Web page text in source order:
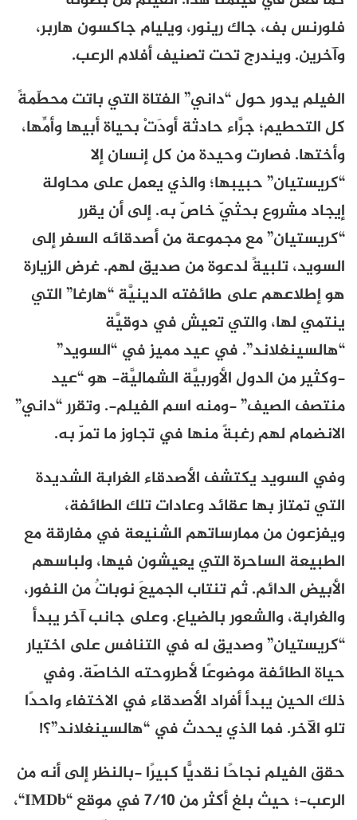
فلورنس بف، جاك رينور، ويليام جاكسون هاربر،
وآخرين. ويندرج تحت تصنيف أفلام الرعب.
الفيلم يدور حول “داني” الفتاة التي باتت محطّمةً
كل التحطيم؛ جرَّاء حادثة أودَتْ بحياة أبيها وأمِّها،
وأختها. فصارت وحيدة من كل إنسان إلا
“كريستيان” حبيبها؛ والذي يعمل على محاولة
إيجاد مشروع بحثيّ خاصّ به. إلى أن يقرر
“كريستيان” مع مجموعة من أصدقائه السفر إلى
السويد، تلبيةً لدعوة من صديق لهم. غرض الزيارة
هو إطلاعهم على طائفته الدينيَّة “هارغا” التي
ينتمي لها، والتي تعيش في دوقيَّة
“هالسينغلاند”. في عيد مميز في “السويد”
-وكثير من الدول الأوربيَّة الشماليَّة- هو “عيد
منتصف الصيف” -ومنه اسم الفيلم-. وتقرر “داني”
الانضمام لهم رغبةً منها في تجاوز ما تمرّ به.
وفي السويد يكتشف الأصدقاء الغرابة الشديدة
التي تمتاز بها عقائد وعادات تلك الطائفة،
ويفزعون من ممارساتهم الشنيعة في مفارقة مع
الطبيعة الساحرة التي يعيشون فيها، ولباسهم
الأبيض الدائم. ثم تنتاب الجميعَ نوباتٌ من النفور،
والغرابة، والشعور بالضياع. وعلى جانب آخر يبدأ
“كريستيان” وصديق له في التنافس على اختيار
حياة الطائفة موضوعًا لأطروحته الخاصّة. وفي
ذلك الحين يبدأ أفراد الأصدقاء في الاختفاء واحدًا
تلو الآخر. فما الذي يحدث في “هالسينغلاند”؟!
حقق الفيلم نجاحًا نقديًّا كبيرًا -بالنظر إلى أنه من
الرعب-؛ حيث بلغ أكثر من 7/10 في موقع “IMDb
“،